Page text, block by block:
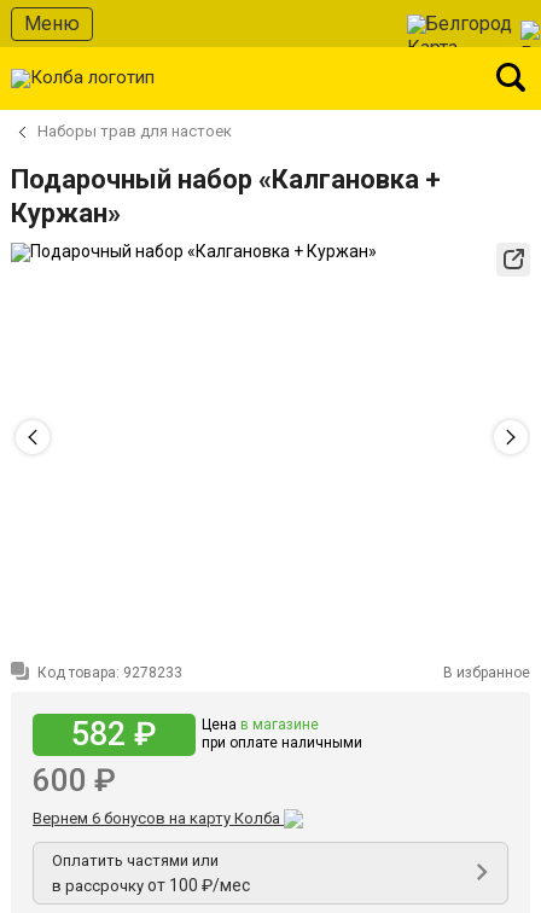
Меню Белгород
Наборы трав для настоек
Подарочный набор «Калгановка +
Куржан»
Код товара: 9278233 В избранное
582 ₽ Цена в магазине
при оплате наличными
600 ₽
Вернем 6 бонусов на карту Колба
Оплатить частями или
в рассрочку от 100 ₽/мес